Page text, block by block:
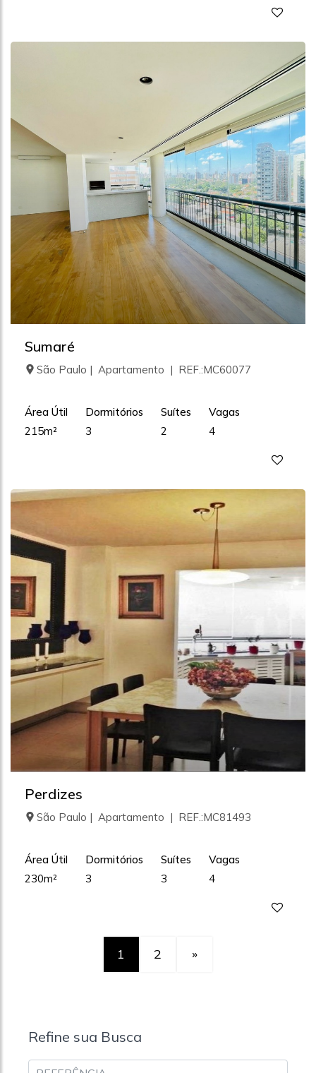
Sumaré
São Paulo | Apartamento | REF.:MC60077
Área Útil
215m²
Dormitórios
3
Suítes
2
Vagas
4
Perdizes
São Paulo | Apartamento | REF.:MC81493
Área Útil
230m²
Dormitórios
3
Suítes
3
Vagas
4
1 2 »
Refine sua Busca